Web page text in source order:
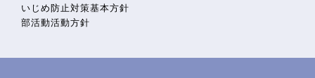
いじめ防止対策基本方針
部活動活動方針